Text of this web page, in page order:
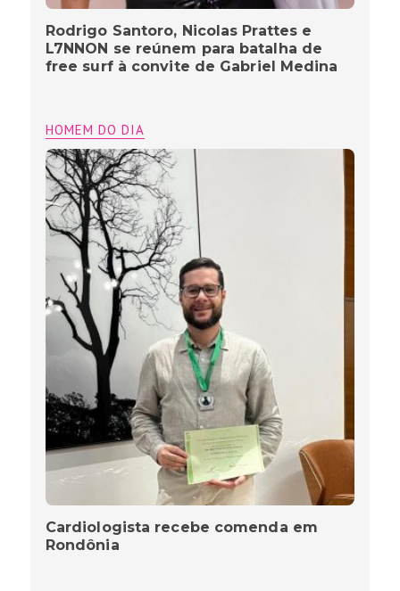
Rodrigo Santoro, Nicolas Prattes e
L7NNON se reúnem para batalha de
free surf à convite de Gabriel Medina
HOMEM DO DIA
Cardiologista recebe comenda em
Rondônia